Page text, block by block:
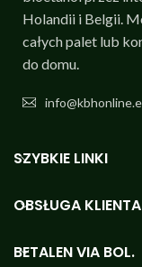
Holandii i Belgii.
całych palet lub
do domu.
SZYBKIE LINKI
OBSŁUGA KLIENTA
BETALEN VIA BOL.